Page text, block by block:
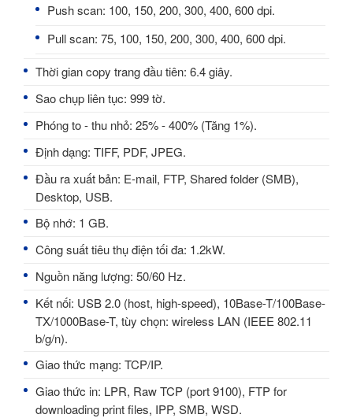
Push scan: 100, 150, 200, 300, 400, 600 dpi.
Pull scan: 75, 100, 150, 200, 300, 400, 600 dpi.
Thời gian copy trang đầu tiên: 6.4 giây.
Sao chụp liên tục: 999 tờ.
Phóng to - thu nhỏ: 25% - 400% (Tăng 1%).
Định dạng: TIFF, PDF, JPEG.
Đầu ra xuất bản: E-mail, FTP, Shared folder (SMB),
Desktop, USB.
Bộ nhớ: 1 GB.
Công suất tiêu thụ điện tối đa: 1.2kW.
Nguồn năng lượng: 50/60 Hz.
Kết nối: USB 2.0 (host, high-speed), 10Base-T/100Base-
TX/1000Base-T, tùy chọn: wireless LAN (IEEE 802.11
b/g/n).
Giao thức mạng: TCP/IP.
Giao thức in: LPR, Raw TCP (port 9100), FTP for
downloading print files, IPP, SMB, WSD.